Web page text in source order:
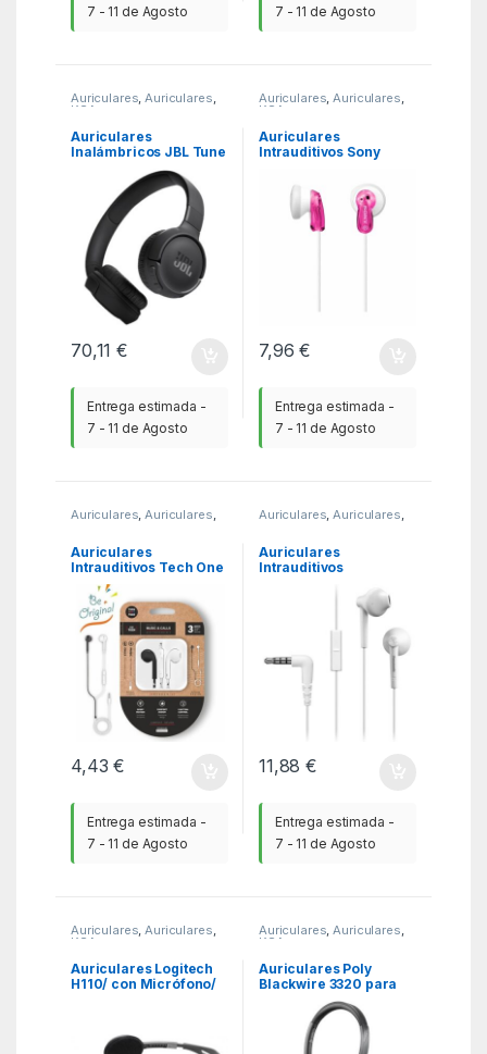
7 - 11 de Agosto
7 - 11 de Agosto
Auriculares,Auriculares,
KSA
Auriculares
Inalámbricos JBL Tune
520BT/ con Micrófono/
Bluetooth/ Negros
70,11€
Entrega estimada -
7 - 11 de Agosto
Auriculares,Auriculares,
KSA
Auriculares
Intrauditivos Sony
7,96€
Entrega estimada -
7 - 11 de Agosto
Auriculares,Auriculares,
Auriculares
Intrauditivos Tech One
Tech earTECH B&W Be
Original TEC1011/ con
Micrófono/ Mini Jack
3.5/ Blanco y Negro
4,43€
Entrega estimada -
7 - 11 de Agosto
Auriculares,Auriculares,
Auriculares
Intrauditivos
con Micrófono/ Jack
11,88€
Entrega estimada -
7 - 11 de Agosto
Auriculares,Auriculares,
KSA
Auriculares Logitech
H110/ con Micrófono/
Auriculares,Auriculares,
KSA
Auriculares Poly
Blackwire 3320 para
Microsoft Teams USB-
C + Adaptador USB-
C/A/ con Micrófono/
USB Tipo-C/ Negros